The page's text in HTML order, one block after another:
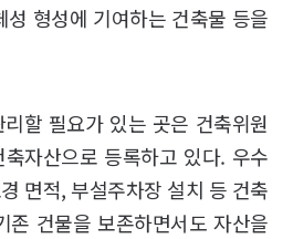
형성에 기여하는 건축물 등을
할 필요가 있는 곳은 건축위원
자산으로 등록하고 있다. 우수
면적, 부설주차장 설치 등 건축
존 건물을 보존하면서도 자산을